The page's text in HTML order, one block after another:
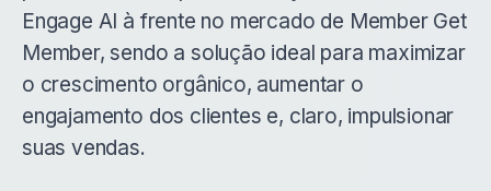
Engage AI à frente no mercado de Member Get
Member, sendo a solução ideal para maximizar
o crescimento orgânico, aumentar o
engajamento dos clientes e, claro, impulsionar
suas vendas.